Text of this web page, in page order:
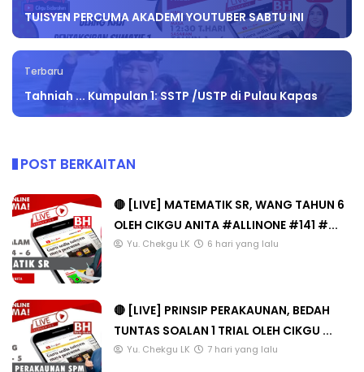
TUISYEN PERCUMA AKADEMI YOUTUBER SABTU INI
Terbaru
Tahniah ... Kumpulan 1: SSTP /USTP di Pulau Kapas
POST BERKAITAN
🔴 [LIVE] MATEMATIK SR, WANG TAHUN 6
OLEH CIKGU ANITA #ALLINONE #141 #...
Yu. Chekgu LK 6 hari yang lalu
🔴 [LIVE] PRINSIP PERAKAUNAN, BEDAH
TUNTAS SOALAN 1 TRIAL OLEH CIKGU ...
Yu. Chekgu LK 7 hari yang lalu